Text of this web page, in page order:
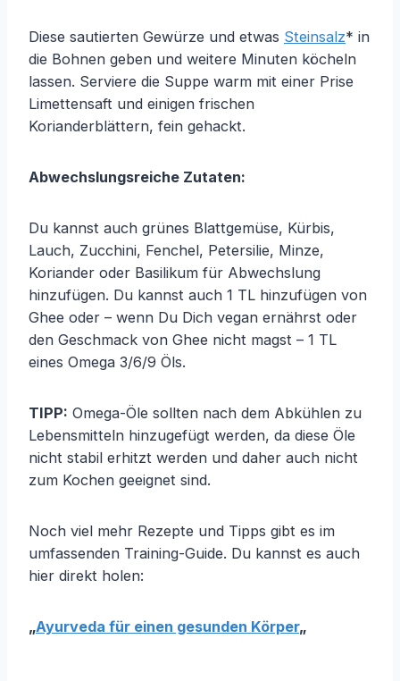
Diese sautierten Gewürze und etwas Steinsalz* in
die Bohnen geben und weitere Minuten köcheln
lassen. Serviere die Suppe warm mit einer Prise
Limettensaft und einigen frischen
Korianderblättern, fein gehackt.
Abwechslungsreiche Zutaten:
Du kannst auch grünes Blattgemüse, Kürbis,
Lauch, Zucchini, Fenchel, Petersilie, Minze,
Koriander oder Basilikum für Abwechslung
hinzufügen. Du kannst auch 1 TL hinzufügen von
Ghee oder – wenn Du Dich vegan ernährst oder
den Geschmack von Ghee nicht magst – 1 TL
eines Omega 3/6/9 Öls.
TIPP: Omega-Öle sollten nach dem Abkühlen zu
Lebensmitteln hinzugefügt werden, da diese Öle
nicht stabil erhitzt werden und daher auch nicht
zum Kochen geeignet sind.
Noch viel mehr Rezepte und Tipps gibt es im
umfassenden Training-Guide. Du kannst es auch
hier direkt holen:
„Ayurveda für einen gesunden Körper„